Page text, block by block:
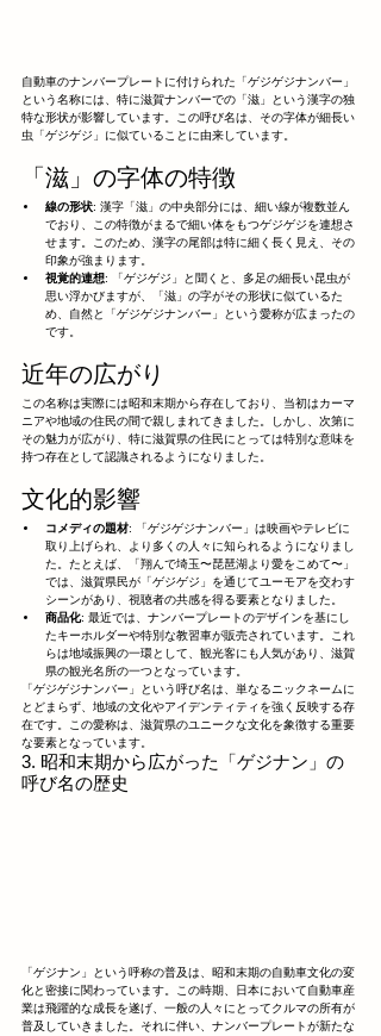
自動車のナンバープレートに付けられた「ゲジゲジナンバー」
という名称には、特に滋賀ナンバーでの「滋」という漢字の独
特な形状が影響しています。この呼び名は、その字体が細長い
虫「ゲジゲジ」に似ていることに由来しています。
「滋」の字体の特徴
線の形状: 漢字「滋」の中央部分には、細い線が複数並ん
でおり、この特徴がまるで細い体をもつゲジゲジを連想さ
せます。このため、漢字の尾部は特に細く長く見え、その
印象が強まります。
視覚的連想: 「ゲジゲジ」と聞くと、多足の細長い昆虫が
思い浮かびますが、「滋」の字がその形状に似ているた
め、自然と「ゲジゲジナンバー」という愛称が広まったの
です。
近年の広がり
この名称は実際には昭和末期から存在しており、当初はカーマ
ニアや地域の住民の間で親しまれてきました。しかし、次第に
その魅力が広がり、特に滋賀県の住民にとっては特別な意味を
持つ存在として認識されるようになりました。
文化的影響
コメディの題材: 「ゲジゲジナンバー」は映画やテレビに
取り上げられ、より多くの人々に知られるようになりまし
た。たとえば、「翔んで埼玉〜琵琶湖より愛をこめて〜」
では、滋賀県民が「ゲジゲジ」を通じてユーモアを交わす
シーンがあり、視聴者の共感を得る要素となりました。
商品化: 最近では、ナンバープレートのデザインを基にし
たキーホルダーや特別な教習車が販売されています。これ
らは地域振興の一環として、観光客にも人気があり、滋賀
県の観光名所の一つとなっています。
「ゲジゲジナンバー」という呼び名は、単なるニックネームに
とどまらず、地域の文化やアイデンティティを強く反映する存
在です。この愛称は、滋賀県のユニークな文化を象徴する重要
な要素となっています。
3. 昭和末期から広がった「ゲジナン」の
呼び名の歴史
「ゲジナン」という呼称の普及は、昭和末期の自動車文化の変
化と密接に関わっています。この時期、日本において自動車産
業は飛躍的な成長を遂げ、一般の人々にとってクルマの所有が
普及していきました。それに伴い、ナンバープレートが新たな